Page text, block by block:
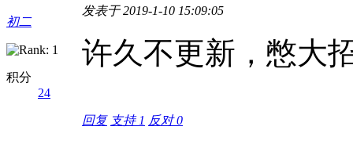
初二
积分
24
发表于 2019-1-10 15:09:05
许久不更新，憋大
回复 支持 1 反对0